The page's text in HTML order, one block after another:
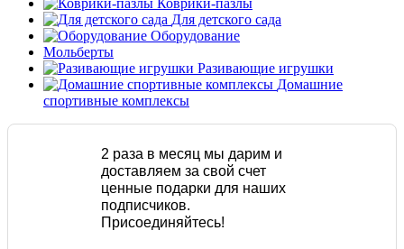
Коврики-пазлы
Для детского сада
Оборудование
Мольберты
Разивающие игрушки
Домашние
спортивные комплексы
2 раза в месяц мы дарим и
доставляем за свой счет
ценные подарки для наших
подписчиков.
Присоединяйтесь!